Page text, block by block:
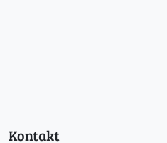
Kontakt